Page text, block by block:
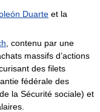
Duarte et la
, contenu par une
massifs d’actions
des filets
fédérale des
la Sécurité sociale) et